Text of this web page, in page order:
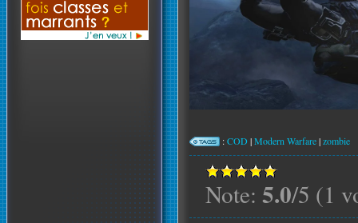
:COD |Modern Warfare|zombie
Note: 5.0/5 (1